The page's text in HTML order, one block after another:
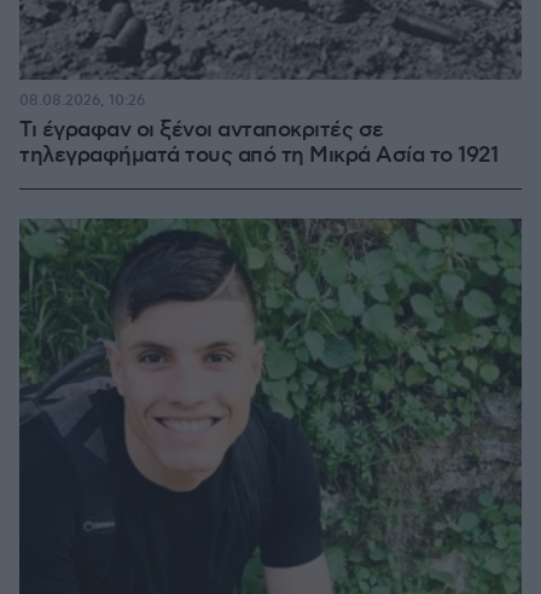
Τι έγραφαν οι ξένοι ανταποκριτές σε
τηλεγραφήματά τους από τη Μικρά Ασία το 1921
08.08.2026, 10:26